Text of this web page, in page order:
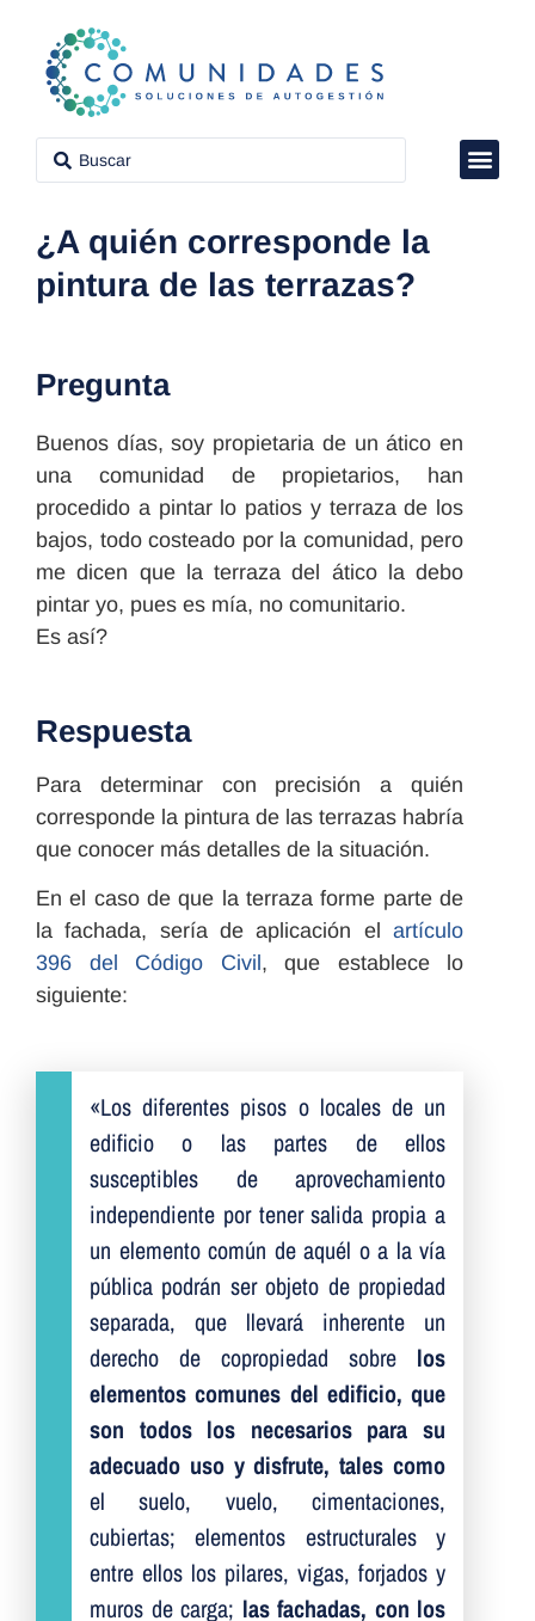
¿A quién corresponde la
pintura de las terrazas?
Pregunta
Buenos días, soy propietaria de un ático en
una comunidad de propietarios, han
procedido a pintar lo patios y terraza de los
bajos, todo costeado por la comunidad, pero
me dicen que la terraza del ático la debo
pintar yo, pues es mía, no comunitario.
Es así?
Respuesta
Para determinar con precisión a quién
corresponde la pintura de las terrazas habría
que conocer más detalles de la situación.
En el caso de que la terraza forme parte de
la fachada, sería de aplicación el artículo
396 del Código Civil , que establece lo
siguiente:
«Los diferentes pisos o locales de un
edificio o las partes de ellos
susceptibles de aprovechamiento
independiente por tener salida propia a
un elemento común de aquél o a la vía
pública podrán ser objeto de propiedad
separada, que llevará inherente un
derecho de copropiedad sobre los
elementos comunes del edificio, que
son todos los necesarios para su
adecuado uso y disfrute, tales como
el suelo, vuelo, cimentaciones,
cubiertas; elementos estructurales y
entre ellos los pilares, vigas, forjados y
muros de carga; las fachadas, con los